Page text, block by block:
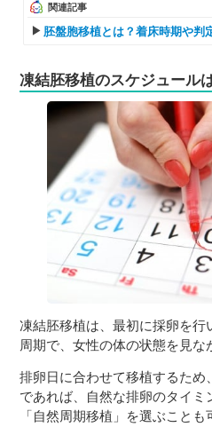
関連記事
胚盤胞移植とは？着床時期や判
凍結胚移植のスケジュール
凍結胚移植は、最初に採卵を
周期で、女性の体の状態を見な
排卵日に合わせて移植するため
であれば、自然な排卵のタイミ
「自然周期移植」を選ぶことも